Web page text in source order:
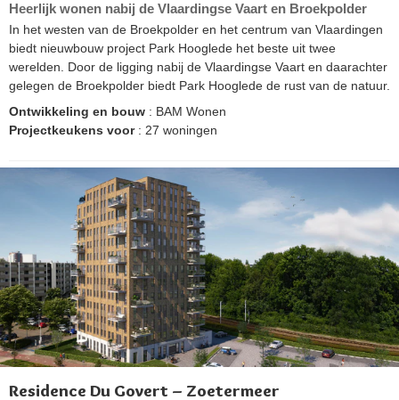
Heerlijk wonen nabij de Vlaardingse Vaart en Broekpolder
In het westen van de Broekpolder en het centrum van Vlaardingen
biedt nieuwbouw project Park Hooglede het beste uit twee
werelden. Door de ligging nabij de Vlaardingse Vaart en daarachter
gelegen de Broekpolder biedt Park Hooglede de rust van de natuur.
Ontwikkeling en bouw : BAM Wonen
Projectkeukens voor: 27 woningen
Residence Du Govert – Zoetermeer